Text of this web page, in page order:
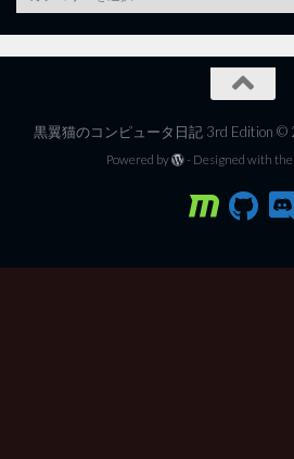
黒翼猫のコンピュータ日記 3rd Edition ©
Powered by - Designed with the